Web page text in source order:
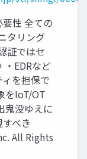
性 全ての
タリング
証ではセ
・EDRなど
を担保で
をIoT/OT
鬼没ゆえに
べき
All Rights